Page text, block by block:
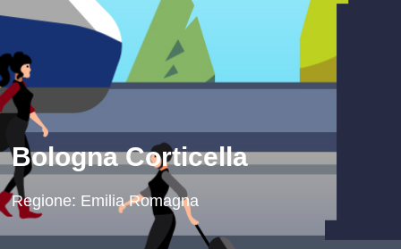
Bologna Corticella
Regione: Emilia Romagna